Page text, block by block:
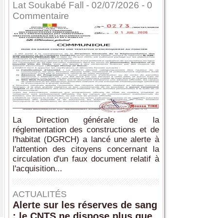
Lat Soukabé Fall - 02/07/2026 - 0
Commentaire
La Direction générale de la
réglementation des constructions et de
l'habitat (DGRCH) a lancé une alerte à
l'attention des citoyens concernant la
circulation d'un faux document relatif à
l'acquisition...
ACTUALITÉS
Alerte sur les réserves de sang